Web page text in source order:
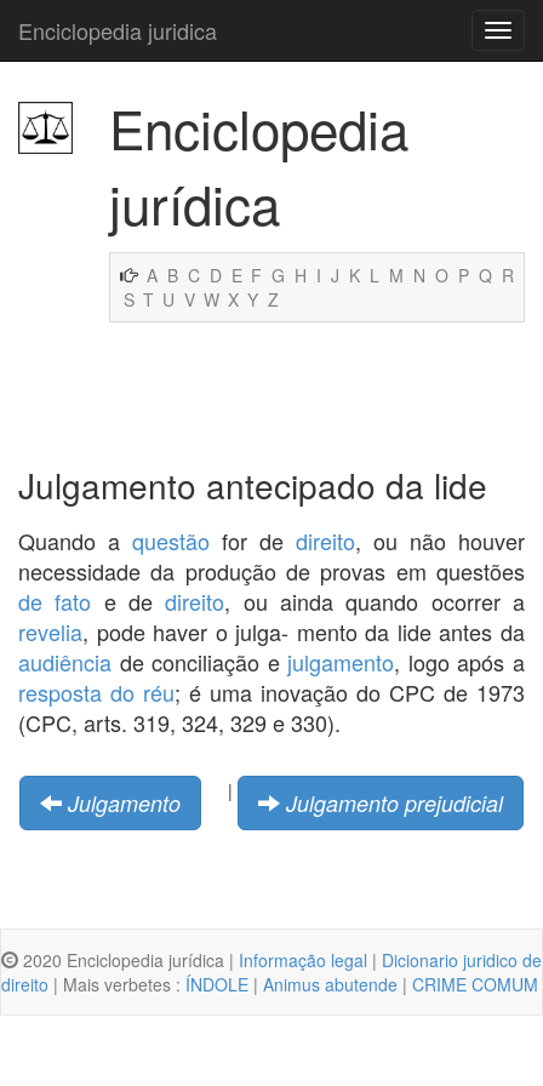
Enciclopedia juridica
Enciclopedia
jurídica
A B C D E F G H I J K L M N O P Q R
S T U V W X Y Z
Julgamento antecipado da lide
Quando a questão for de direito, ou não houver
necessidade da produção de provas em questões
de fato e dedireito, ou ainda quando ocorrer a
revelia, pode haver o julga- mento da lide antes da
audiência de conciliação e julgamento, logo após a
resposta do réu; é uma inovação do CPC de 1973
(CPC, arts. 319, 324, 329 e 330).
Julgamento | Julgamento prejudicial
2020 Enciclopedia jurídica | Informação legal | Dicionario juridico de
direito | Mais verbetes : ÍNDOLE | Animus abutende | CRIME COMUM